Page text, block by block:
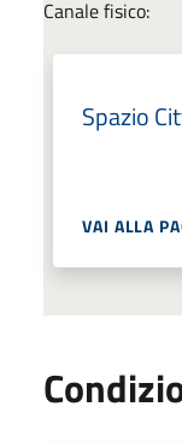
Canale fisico:
Spazio
VAI ALLA